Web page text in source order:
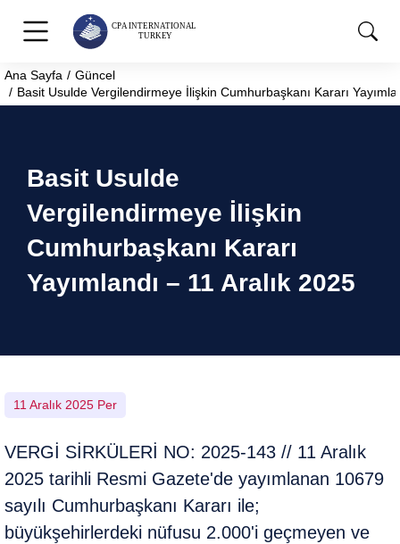
You are here:
Ana Sayfa
Güncel
Basit Usulde Vergilendirmeye İlişkin Cumhurbaşkanı Kararı
Basit Usulde
Vergilendirmeye İlişkin
Cumhurbaşkanı Kararı
Yayımlandı – 11 Aralık 2025
11 Aralık 2025 Per
VERGİ SİRKÜLERİ NO: 2025-143 // 11 Aralık
2025 tarihli Resmi Gazete'de yayımlanan 10679
sayılı Cumhurbaşkanı Kararı ile;
büyükşehirlerdeki nüfusu 2.000'i geçmeyen ve